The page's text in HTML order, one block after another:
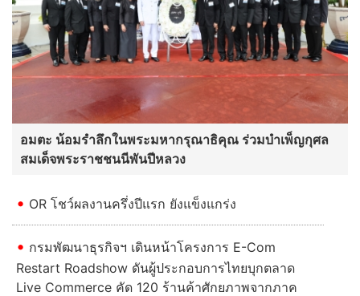
อมตะ น้อมรำลึกในพระมหากรุณาธิคุณ ร่วมบำเพ็ญกุศล
สมเด็จพระราชชนนีพันปีหลวง
OR โชว์ผลงานครึ่งปีแรก ยังแข็งแกร่ง
กรมพัฒนาธุรกิจฯ เดินหน้าโครงการ E-Com
Restart Roadshow ดันผู้ประกอบการไทยบุกตลาด
Live Commerce คัด 120 ร้านค้าศักยภาพจากภาค